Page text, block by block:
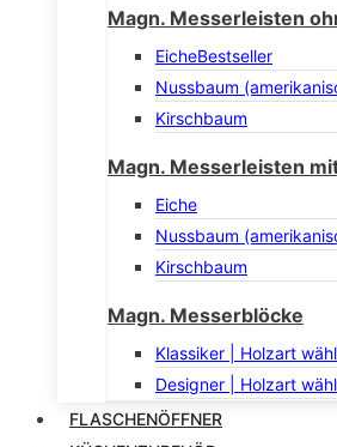
Magn. Messerleisten
EicheBestseller
Nussbaum
Kirschbaum
Magn. Messerleisten
Eiche
Nussbaum
Kirschbaum
Magn. Messerblöcke
Klassiker | Holzart
Designer | Holzart
FLASCHENÖFFNER